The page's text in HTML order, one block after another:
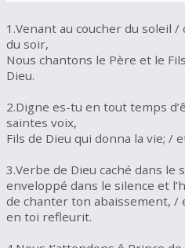
1.Venant au coucher du soleil
du soir,
Nous chantons le Père et le
Dieu.
2.Digne es-tu en tout temps
saintes voix,
Fils de Dieu qui donna la vie; /
3.Verbe de Dieu caché dans le
enveloppé dans le silence et
de chanter ton abaissement, /
en toi refleurit.